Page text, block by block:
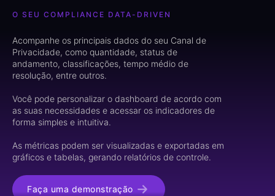
O SEU COMPLIANCE DATA-DRIVEN
Acompanhe os principais dados do seu Canal de
Privacidade, como quantidade, status de
andamento, classificações, tempo médio de
resolução, entre outros.
Você pode personalizar o dashboard de acordo com
as suas necessidades e acessar os indicadores de
forma simples e intuitiva.
As métricas podem ser visualizadas e exportadas em
gráficos e tabelas, gerando relatórios de controle.
Faça uma demonstração